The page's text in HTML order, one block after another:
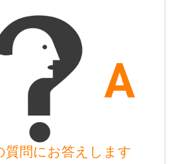
質問にお答えします